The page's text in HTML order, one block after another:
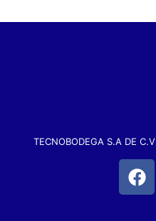
TECNOBODEGA S.A DE C.V